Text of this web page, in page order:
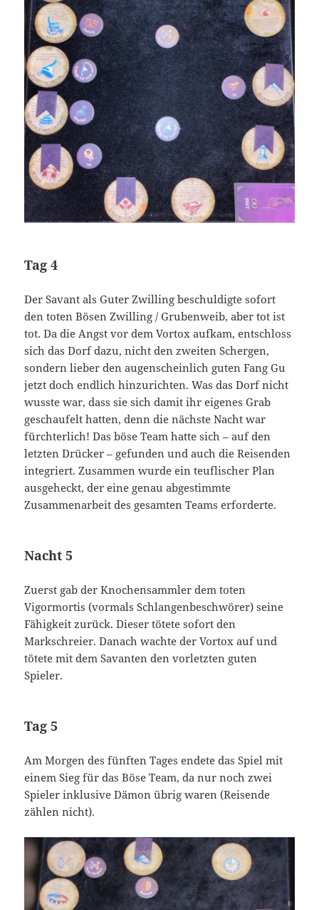
Tag 4
Der Savant als Guter Zwilling beschuldigte sofort
den toten Bösen Zwilling / Grubenweib, aber tot ist
tot. Da die Angst vor dem Vortox aufkam, entschloss
sich das Dorf dazu, nicht den zweiten Schergen,
sondern lieber den augenscheinlich guten Fang Gu
jetzt doch endlich hinzurichten. Was das Dorf nicht
wusste war, dass sie sich damit ihr eigenes Grab
geschaufelt hatten, denn die nächste Nacht war
fürchterlich! Das böse Team hatte sich – auf den
letzten Drücker – gefunden und auch die Reisenden
integriert. Zusammen wurde ein teuflischer Plan
ausgeheckt, der eine genau abgestimmte
Zusammenarbeit des gesamten Teams erforderte.
Nacht 5
Zuerst gab der Knochensammler dem toten
Vigormortis (vormals Schlangenbeschwörer) seine
Fähigkeit zurück. Dieser tötete sofort den
Markschreier. Danach wachte der Vortox auf und
tötete mit dem Savanten den vorletzten guten
Spieler.
Tag 5
Am Morgen des fünften Tages endete das Spiel mit
einem Sieg für das Böse Team, da nur noch zwei
Spieler inklusive Dämon übrig waren (Reisende
zählen nicht).